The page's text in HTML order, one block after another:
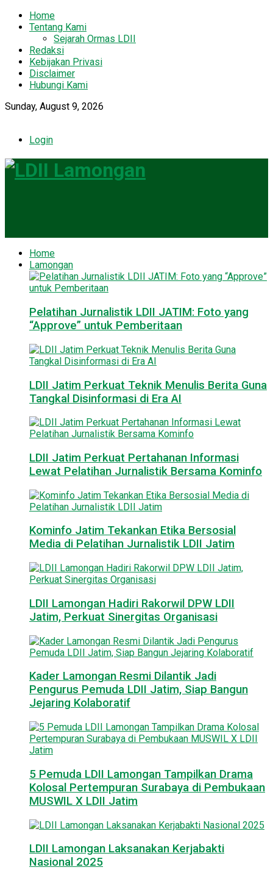
Home
Tentang Kami
Sejarah Ormas LDII
Redaksi
Kebijakan Privasi
Disclaimer
Hubungi Kami
Sunday, August 9, 2026
Login
Home
Lamongan
Pelatihan Jurnalistik LDII JATIM: Foto yang
“Approve” untuk Pemberitaan
LDII Jatim Perkuat Teknik Menulis Berita Guna
Tangkal Disinformasi di Era AI
LDII Jatim Perkuat Pertahanan Informasi
Lewat Pelatihan Jurnalistik Bersama Kominfo
Kominfo Jatim Tekankan Etika Bersosial
Media di Pelatihan Jurnalistik LDII Jatim
LDII Lamongan Hadiri Rakorwil DPW LDII
Jatim, Perkuat Sinergitas Organisasi
Kader Lamongan Resmi Dilantik Jadi
Pengurus Pemuda LDII Jatim, Siap Bangun
Jejaring Kolaboratif
5 Pemuda LDII Lamongan Tampilkan Drama
Kolosal Pertempuran Surabaya di Pembukaan
MUSWIL X LDII Jatim
LDII Lamongan Laksanakan Kerjabakti
Nasional 2025